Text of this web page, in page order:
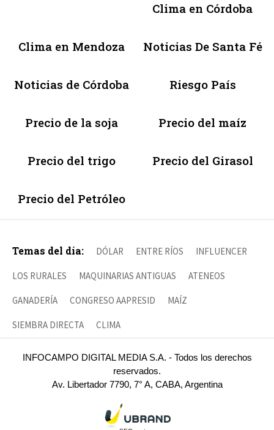
Clima en Córdoba
Clima en Mendoza Noticias De Santa Fé
Noticias de Córdoba Riesgo País
Precio de la soja Precio del maíz
Precio del trigo Precio del Girasol
Precio del Petróleo
Temas del día: DÓLAR ENTRE RÍOS INFLUENCER
LOS RURALES MAQUINARIAS ANTIGUAS ATENEOS
GANADERÍA CONGRESO AAPRESID MAÍZ
SIEMBRA DIRECTA CLIMA
INFOCAMPO DIGITAL MEDIA S.A. - Todos los derechos
reservados.
Av. Libertador 7790, 7° A, CABA, Argentina